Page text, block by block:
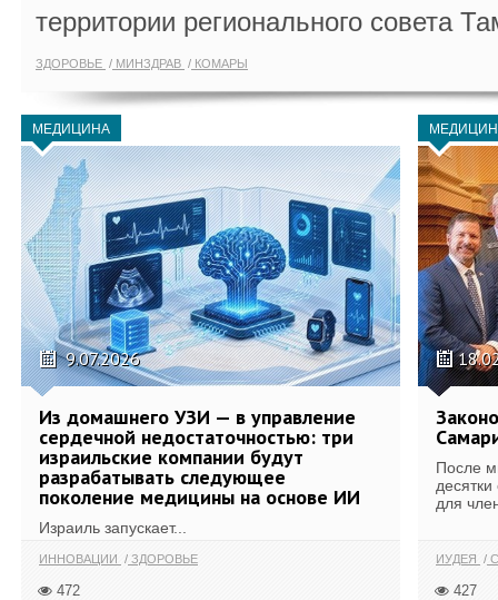
территории регионального совета
ЗДОРОВЬЕ МИНЗДРАВ КОМАРЫ
МЕДИЦИНА
9.07.2026
Из домашнего УЗИ — в управление
сердечной недостаточностью: три
израильские компании будут
разрабатывать следующее
поколение медицины на основе ИИ
Израиль запускает...
ИННОВАЦИИ ЗДОРОВЬЕ
472
После
для
ИУДЕЯ
427